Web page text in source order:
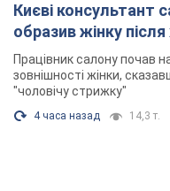
Києві консультант
образив жінку після
розгорівся
Працівник салону почав
зовнішності жінки,
"чоловічу стрижку"
4 часа назад 14,3 т.